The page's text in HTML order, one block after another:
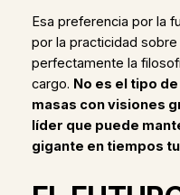
Esa preferencia por la
por la practicidad
perfectamente la
cargo. No es el tipo
masas con visiones
líder que puede
gigante en tiempos